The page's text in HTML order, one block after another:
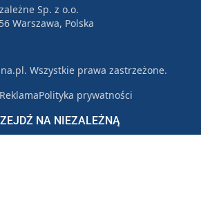
NA NIEZALEŻNĄ
Sp. z o.o.
Warszawa, Polska
Wszystkie prawa zastrzeżone.
ReklamaPolityka prywatności